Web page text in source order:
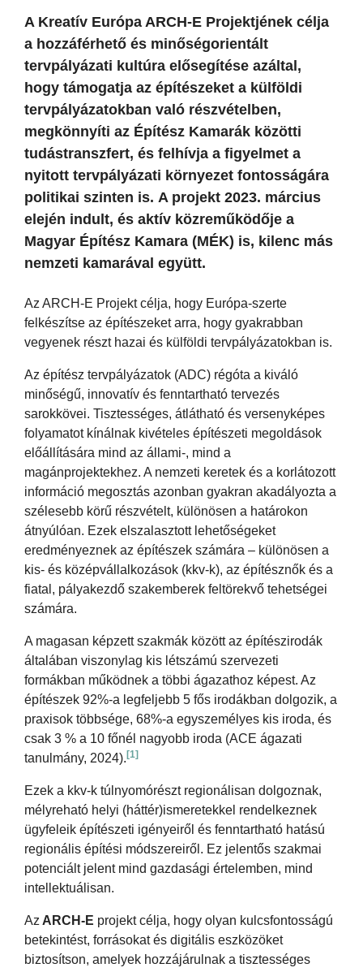
A Kreatív Európa ARCH-E Projektjének célja
a hozzáférhető és minőségorientált
tervpályázati kultúra elősegítése azáltal,
hogy támogatja az építészeket a külföldi
tervpályázatokban való részvételben,
megkönnyíti az Építész Kamarák közötti
tudástranszfert, és felhívja a figyelmet a
nyitott tervpályázati környezet fontosságára
politikai szinten is. A projekt 2023. március
elején indult, és aktív közreműködője a
Magyar Építész Kamara (MÉK) is, kilenc más
nemzeti kamarával együtt.
Az ARCH-E Projekt célja, hogy Európa-szerte
felkészítse az építészeket arra, hogy gyakrabban
vegyenek részt hazai és külföldi tervpályázatokban is.
Az építész tervpályázatok (ADC) régóta a kiváló
minőségű, innovatív és fenntartható tervezés
sarokkövei. Tisztességes, átlátható és versenyképes
folyamatot kínálnak kivételes építészeti megoldások
előállítására mind az állami-, mind a
magánprojektekhez. A nemzeti keretek és a korlátozott
információ megosztás azonban gyakran akadályozta a
szélesebb körű részvételt, különösen a határokon
átnyúlóan. Ezek elszalasztott lehetőségeket
eredményeznek az építészek számára – különösen a
kis- és középvállalkozások (kkv-k), az építésznők és a
fiatal, pályakezdő szakemberek feltörekvő tehetségei
számára.
A magasan képzett szakmák között az építészirodák
általában viszonylag kis létszámú szervezeti
formákban működnek a többi ágazathoz képest. Az
építészek 92%-a legfeljebb 5 fős irodákban dolgozik, a
praxisok többsége, 68%-a egyszemélyes kis iroda, és
csak 3 % a 10 főnél nagyobb iroda (ACE ágazati
tanulmány, 2024).[1]
Ezek a kkv-k túlnyomórészt regionálisan dolgoznak,
mélyreható helyi (háttér)ismeretekkel rendelkeznek
ügyfeleik építészeti igényeiről és fenntartható hatású
regionális építési módszereiről. Ez jelentős szakmai
potenciált jelent mind gazdasági értelemben, mind
intellektuálisan.
Az ARCH-E projekt célja, hogy olyan kulcsfontosságú
betekintést, forrásokat és digitális eszközöket
biztosítson, amelyek hozzájárulnak a tisztességes